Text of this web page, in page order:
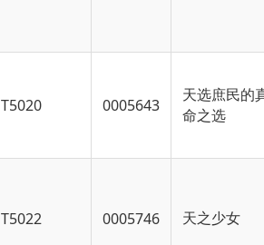
T5020 0005643
天选庶民的
命之选
T5022 0005746 天之少女